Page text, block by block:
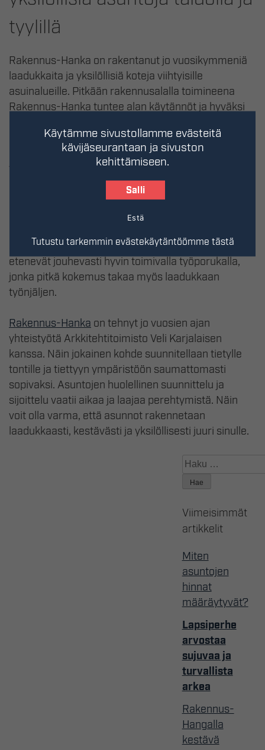
tyylillä
Rakennus-Hanka on rakentanut jo vuosikymmeniä
laadukkaita ja yksilöllisiä koteja viihtyisille
asuinalueille. Pitkään rakennusalalla toimineena
Rakennus-Hanka tuntee alan käytännöt ja hyväksi
hermolla ja uudistuu alan kehityksen eturivissä.
Haluamme rakentaa trendikkäitä koteja, jotka
vastaavat toiveisiin toimivasta ja viihtyisästä
Rakennus-Hangan rakennusprojektit lähtevät
suunnittelun käynnistämisellä. Rakennustyöt
etenevät jouhevasti hyvin toimivalla työporukalla,
jonka pitkä kokemus takaa myös laadukkaan
työnjäljen.
Rakennus-Hanka on tehnyt jo vuosien ajan
yhteistyötä Arkkitehtitoimisto Veli Karjalaisen
kanssa. Näin jokainen kohde suunnitellaan tietylle
tontille ja tiettyyn ympäristöön saumattomasti
sopivaksi. Asuntojen huolellinen suunnittelu ja
sijoittelu vaatii aikaa ja laajaa perehtymistä. Näin
voit olla varma, että asunnot rakennetaan
laadukkaasti, kestävästi ja yksilöllisesti juuri sinulle.
Haku:
Viimeisimmät
artikkelit
Miten
asuntojen
hinnat
määräytyvät?
Lapsiperhe
arvostaa
sujuvaa ja
turvallista
arkea
Rakennus-
Hangalla
kestävä
Käytämme sivustollamme evästeitä
kävijäseurantaan ja sivuston
kehittämiseen.
Salli
Estä
Tutustu tarkemmin evästekäytäntöömme tästä